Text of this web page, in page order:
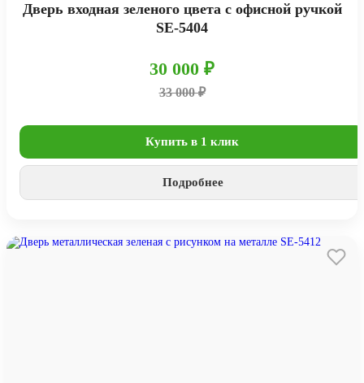
Дверь входная зеленого цвета с офисной ручкой
SE-5404
30 000 ₽
33 000 ₽
Купить в 1 клик
Подробнее